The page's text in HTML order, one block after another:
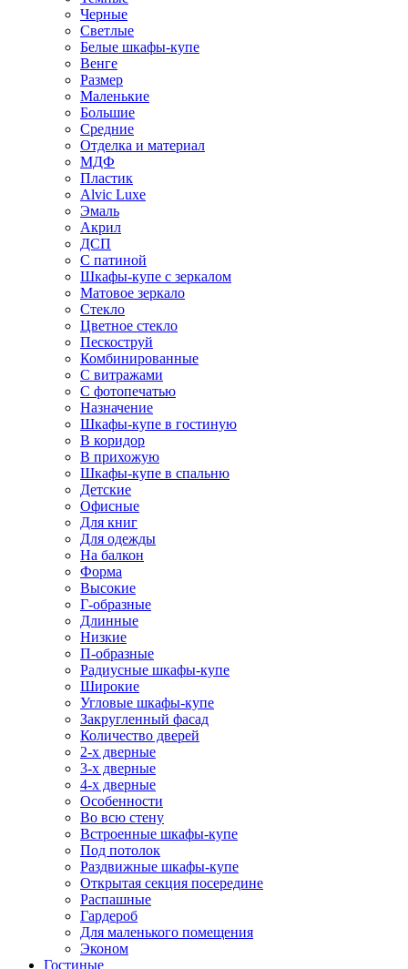
Черные
Светлые
Белые шкафы-купе
Венге
Размер
Маленькие
Большие
Средние
Отделка и материал
МДФ
Пластик
Alvic Luxe
Эмаль
Акрил
ДСП
С патиной
Шкафы-купе с зеркалом
Матовое зеркало
Стекло
Цветное стекло
Пескоструй
Комбинированные
С витражами
С фотопечатью
Назначение
Шкафы-купе в гостиную
В коридор
В прихожую
Шкафы-купе в спальню
Детские
Офисные
Для книг
Для одежды
На балкон
Форма
Высокие
Г-образные
Длинные
Низкие
П-образные
Радиусные шкафы-купе
Широкие
Угловые шкафы-купе
Закругленный фасад
Количество дверей
2-х дверные
3-х дверные
4-х дверные
Особенности
Во всю стену
Встроенные шкафы-купе
Под потолок
Раздвижные шкафы-купе
Открытая секция посередине
Распашные
Гардероб
Для маленького помещения
Эконом
Гостиные